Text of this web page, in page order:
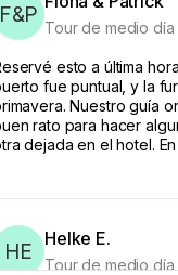
F&P
Tour de medio
esto a última
fue puntual, y la
Nuestro guía
rato para hacer
dejada en el hotel.
HE
Helke E.
Tour de medio